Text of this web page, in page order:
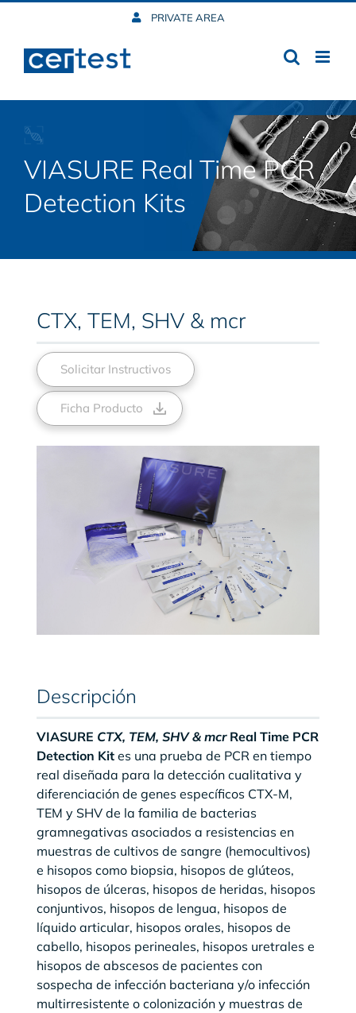
content
PRIVATE AREA
VIASURE Real Time PCR
Detection Kits
CTX, TEM, SHV & mcr
Solicitar Instructivos
Ficha Producto
Descripción
VIASURE CTX, TEM, SHV & mcrReal Time PCR
Detection Kites una prueba de PCR en tiempo
real diseñada para la detección cualitativa y
diferenciación de genes específicos CTX-M,
TEM y SHV de la familia de bacterias
gramnegativas asociados a resistencias en
muestras de cultivos de sangre (hemocultivos)
e hisopos como biopsia, hisopos de glúteos,
hisopos de úlceras, hisopos de heridas, hisopos
conjuntivos, hisopos de lengua, hisopos de
líquido articular, hisopos orales, hisopos de
cabello, hisopos perineales, hisopos uretrales e
hisopos de abscesos de pacientes con
sospecha de infección bacteriana y/o infección
multirresistente o colonización y muestras de